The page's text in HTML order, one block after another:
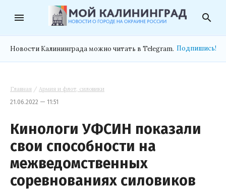
menu search
Новости Калининграда можно читать в Telegram. Подпишись!
Главная / Армия и флот, силовики
21.06.2022 — 11:51
Кинологи УФСИН показали
свои способности на
межведомственных
соревнованиях силовиков